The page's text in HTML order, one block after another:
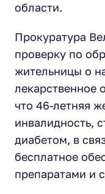
области.
Прокуратура
проверку по
жительницы о
лекарственное
что 46-летняя
инвалидность,
диабетом, в
бесплатное
препаратами и